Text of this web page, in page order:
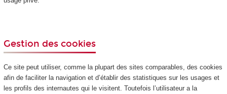
Gestion des cookies
Ce site peut utiliser, comme la plupart des sites comparables, des cookies
afin de faciliter la navigation et d’établir des statistiques sur les usages et
les profils des internautes qui le visitent. Toutefois l’utilisateur a la